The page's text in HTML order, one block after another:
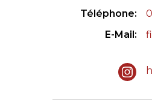
VIDEOS AND
CONTACT
Téléphone
E-Mail